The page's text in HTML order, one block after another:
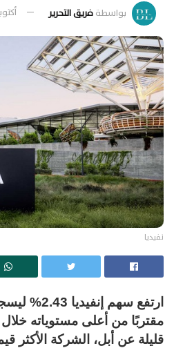
بواسطةفريق التحرير أكتوبر 15,
نفيديا
ارتفع سهم
مقتربًا من أعلى مستوياته
قليلة عن أبل، الشركة الأكثر